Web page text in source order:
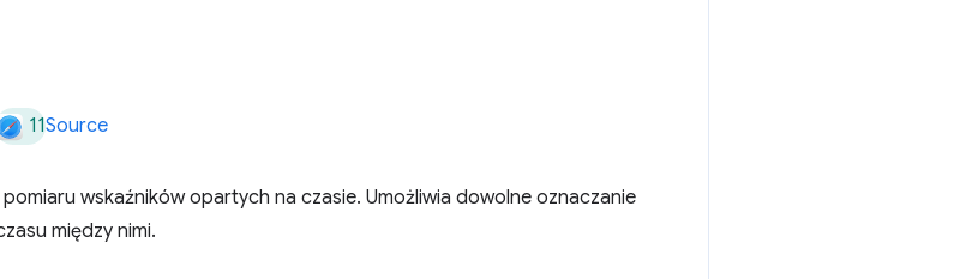
11Source
wskaźników opartych na czasie. Umożliwia dowolne oznaczanie
między nimi.